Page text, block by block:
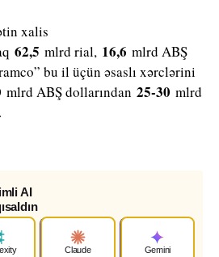
xalis
62,5 mlrd rial, 16,6 mlrd ABŞ
bu il üçün əsaslı xərclərini
mlrd ABŞ dollarından 25-30 mlrd
AI
Claude Gemini